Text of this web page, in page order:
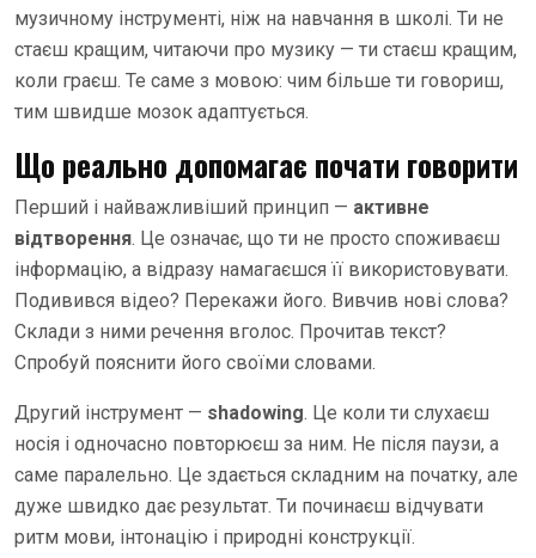
музичному інструменті, ніж на навчання в школі. Ти не
стаєш кращим, читаючи про музику — ти стаєш кращим,
коли граєш. Те саме з мовою: чим більше ти говориш,
тим швидше мозок адаптується.
Що реально допомагає почати говорити
Перший і найважливіший принцип — активне
відтворення. Це означає, що ти не просто споживаєш
інформацію, а відразу намагаєшся її використовувати.
Подивився відео? Перекажи його. Вивчив нові слова?
Склади з ними речення вголос. Прочитав текст?
Спробуй пояснити його своїми словами.
Другий інструмент — shadowing. Це коли ти слухаєш
носія і одночасно повторюєш за ним. Не після паузи, а
саме паралельно. Це здається складним на початку, але
дуже швидко дає результат. Ти починаєш відчувати
ритм мови, інтонацію і природні конструкції.